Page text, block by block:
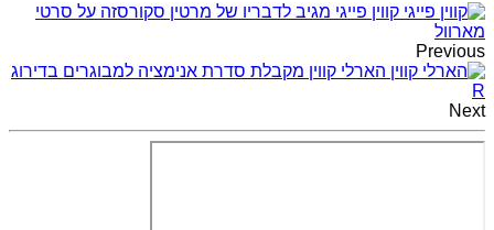
קווין פייגי מגיב לדבריו של מרטין סקורסזה על סרטי
מארוול
Previous
הארלי קווין מקבלת סדרת אנימציה למבוגרים בדירוג
R
Next